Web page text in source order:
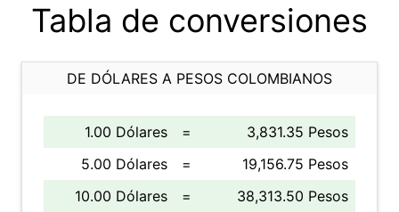
Tabla de conversiones
DE DÓLARES A PESOS COLOMBIANOS
1.00 Dólares =
3,831.35 Pesos
5.00 Dólares
=
19,156.75 Pesos
10.00 Dólares
=
38,313.50 Pesos